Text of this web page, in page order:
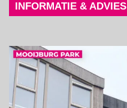
INFORMATIE & ADVIES